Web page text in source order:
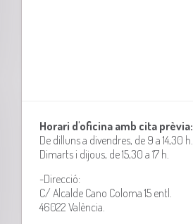
Horari d'oficina amb cita prèvia:
De dilluns a divendres, de 9 a 14,30 h.
Dimarts i dijous, de 15,30 a 17 h.
-Direcció:
C/ Alcalde Cano Coloma 15 entl.
46022 València.